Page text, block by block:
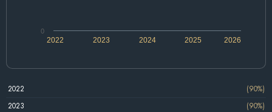
2022 2024 2026
2023 2025
0
2022
(90%)
2023
(90%)